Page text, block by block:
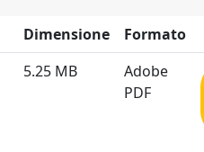
Dimensione
Formato
5.25 MB
Adobe
PDF